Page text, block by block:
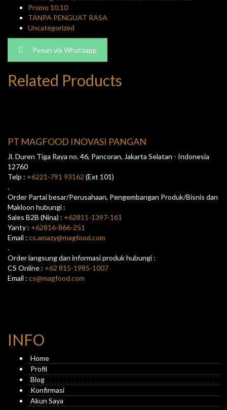
Promo 10.10
TANPA PENGUAT RASA
Uncategorized
Pesan via Whatsapp
Related Products
PT MAGFOOD INOVASI PANGAN
Jl. Duren Tiga Raya no. 46, Pancoran, Jakarta Selatan - Indonesia
12760
Telp : +6221-791 93162 (Ext 101)
.
Order Partai besar/Perusahaan, Pengembangan Produk/Bisnis dan
Makloon hubungi :
Sales B2B (Nina) : +62811-1397-161
Yanty : +62816-866-251
Email : cs.amazy@magfood.com
.
Order langsung dan informasi produk hubungi :
CS Online : +62 815-1985-1007
Email : cs@magfood.com
INFO
Home
Profil
Blog
Konfirmasi
Akun Saya